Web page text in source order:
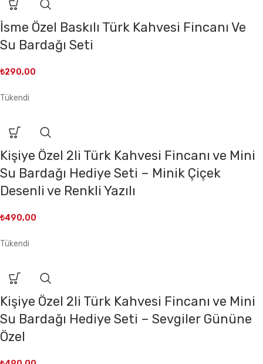
İsme Özel Baskılı Türk Kahvesi Fincanı Ve
Su Bardağı Seti
₺290,00
Tükendi
Kişiye Özel 2li Türk Kahvesi Fincanı ve Mini
Su Bardağı Hediye Seti – Minik Çiçek
Desenli ve Renkli Yazılı
₺490,00
Tükendi
Kişiye Özel 2li Türk Kahvesi Fincanı ve Mini
Su Bardağı Hediye Seti – Sevgiler Gününe
Özel